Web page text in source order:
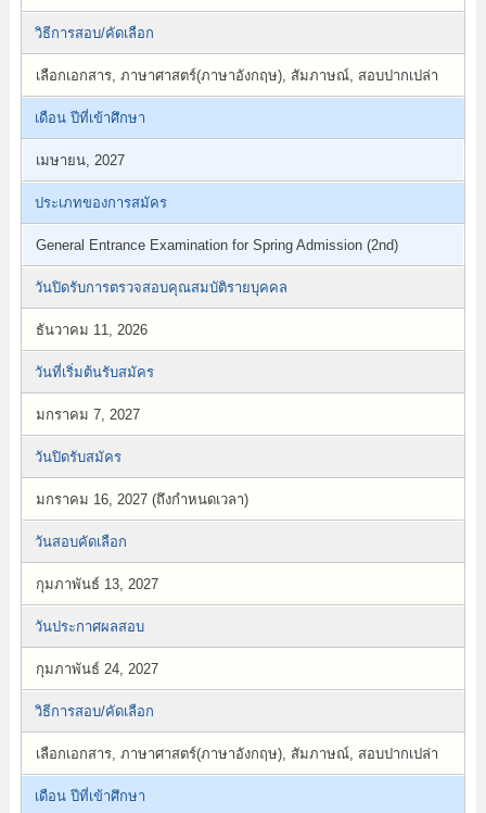
วิธีการสอบ/คัดเลือก
เลือกเอกสาร, ภาษาศาสตร์(ภาษาอังกฤษ), สัมภาษณ์, สอบปากเปล่า
เดือน ปีที่เข้าศึกษา
เมษายน, 2027
ประเภทของการสมัคร
General Entrance Examination for Spring Admission (2nd)
วันปิดรับการตรวจสอบคุณสมบัติรายบุคคล
ธันวาคม 11, 2026
วันที่เริ่มต้นรับสมัคร
มกราคม 7, 2027
วันปิดรับสมัคร
มกราคม 16, 2027 (ถึงกำหนดเวลา)
วันสอบคัดเลือก
กุมภาพันธ์ 13, 2027
วันประกาศผลสอบ
กุมภาพันธ์ 24, 2027
วิธีการสอบ/คัดเลือก
เลือกเอกสาร, ภาษาศาสตร์(ภาษาอังกฤษ), สัมภาษณ์, สอบปากเปล่า
เดือน ปีที่เข้าศึกษา